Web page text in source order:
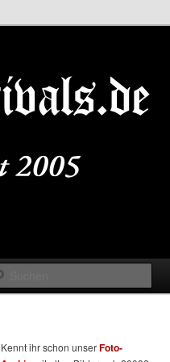
Kennt ihr schon unserFoto-